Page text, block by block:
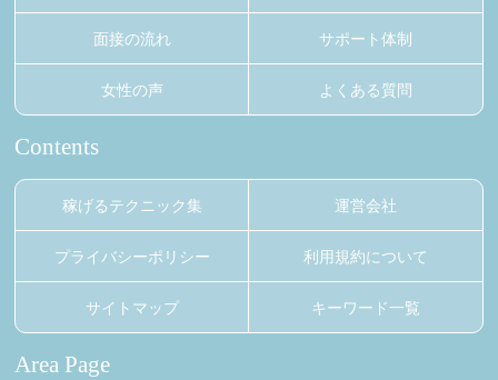
面接の流れ サポート体制
女性の声 よくある質問
Contents
稼げるテクニック集 運営会社
プライバシーポリシー 利用規約について
サイトマップ キーワード一覧
Area Page